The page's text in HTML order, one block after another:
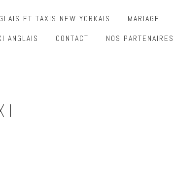
ET TAXIS NEW YORKAIS MARIAGE
ANGLAIS CONTACT NOS PARTENAIRES